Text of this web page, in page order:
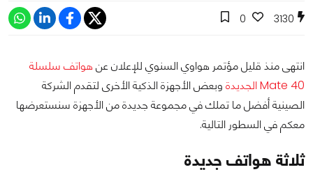
3130
0
انتهى منذ قليل مؤتمر هواوي السنوي للإعلان عنهواتف سلسلة
Mate 40 الجديدة
وبعض الأجهزة الذكية الأخرى لتقدم الشركة
الصينية أفضل ما تملك في مجموعة جديدة من الأجهزة سنستعرضها
معكم في السطور التالية.
ثلاثة هواتف جديدة